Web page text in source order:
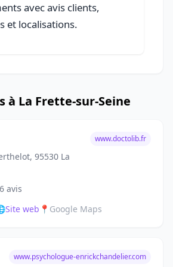
avec avis clients,
et localisations.
à La Frette-sur-Seine
95530 La
www.doctolib.fr
avis
Site web 📍 Google Maps
www.psychologue-enrickchandelier.com